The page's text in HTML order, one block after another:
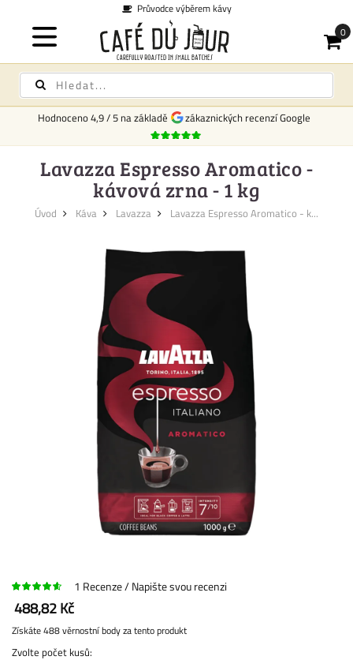
Průvodce výběrem kávy
Hodnoceno4,9/5 na základě zákaznických recenzí Google
Lavazza Espresso Aromatico -
kávová zrna - 1 kg
Úvod Káva Lavazza Lavazza Espresso Aromatico - k...
1 Recenze Napište svou recenzi
488,82 Kč
Získáte 488 věrnostní body za tento produkt
Zvolte počet kusů: